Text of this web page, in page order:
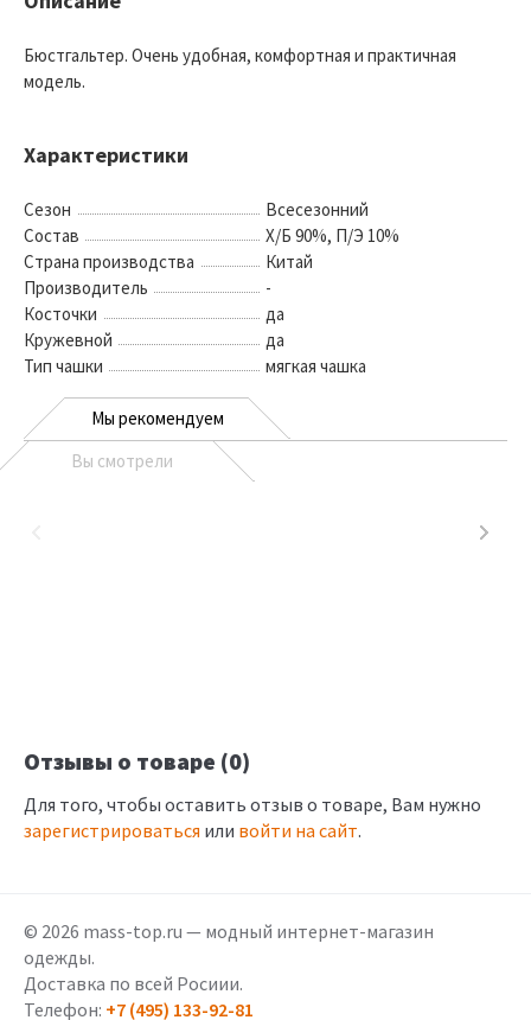
Бюстгальтер. Очень удобная, комфортная и практичная
модель.
Характеристики
Сезон
Всесезонний
Состав
Х/Б 90%, П/Э 10%
Страна производства
Китай
Производитель
-
Косточки
да
Кружевной
да
Тип чашки
мягкая чашка
Мы рекомендуем
Вы смотрели
Отзывы о товаре (0)
Для того, чтобы оставить отзыв о товаре, Вам нужно
зарегистрироваться или войти на сайт.
© 2026 mass-top.ru — модный интернет-магазин
одежды.
Доставка по всей Росиии.
Телефон: +7 (495) 133-92-81